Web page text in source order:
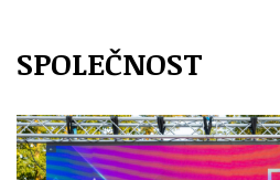
Přerov
Politika
Ekonomika
Kultura
Hudba
Společnost
Ženy
Sport
SPOLEČNOST